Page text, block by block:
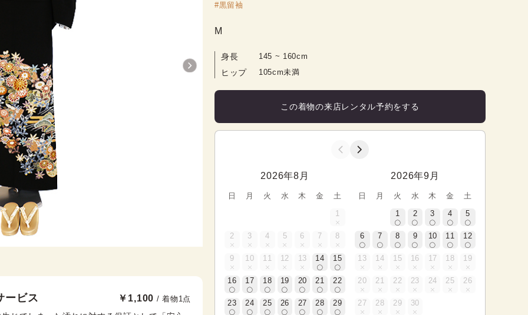
ービス ￥1,100 / 着物1点
#黒留袖
M
身長 145 ~ 160cm
ヒップ 105cm未満
この着物の来店レンタル予約をする
2026年8月
日 月 火 水 木 金
土
1
2 3 4 5 6 7 8
9 10 11 12 13 14 15
16 17 18 19 20 21 22
23 24 25 26 27 28 29
2026年9月
日 月 火 水 木 金
土
1
2 3 4 5
6 7 8 9 10 11 12
13 14 15 16 17 18 19
20 21 22 23 24 25 26
27 28 29 30